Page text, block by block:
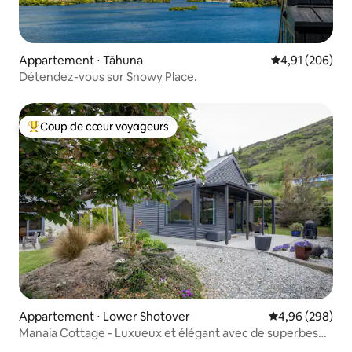
Appartement ⋅ Tāhuna Évaluation
4,91 (206)
Détendez-vous sur Snowy Place.
Coups de cœur voyageurs les plus appréciés
Coup de cœur voyageurs
Appartement ⋅ Lower Shotover Évaluation
4,96 (298)
Manaia Cottage - Luxueux et élégant avec de superbes